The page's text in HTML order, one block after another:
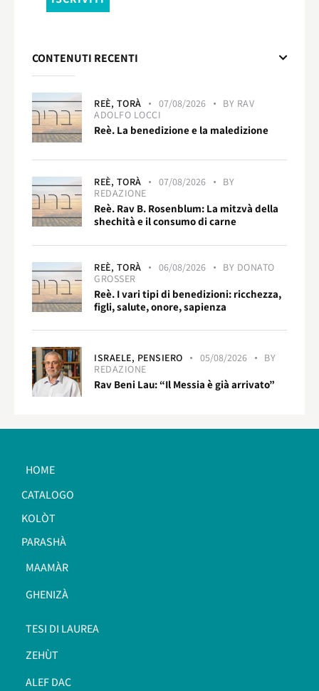
CONTENUTI RECENTI
REÈ, TORÀ 07/08/2026 BY RAV
ADOLFO LOCCI
Reè. La benedizione e la maledizione
REÈ, TORÀ 07/08/2026
BY
REDAZIONE
Reè. Rav B. Rosenblum: La mitzvà della
shechità e il consumo di carne
REÈ, TORÀ 06/08/2026 BY DONATO
GROSSER
Reè. I vari tipi di benedizioni: ricchezza,
figli, salute, onore, sapienza
ISRAELE, PENSIERO 05/08/2026
BY
REDAZIONE
Rav Beni Lau: “Il Messia è già arrivato”
HOME
CATALOGO
KOLÒT
PARASHÀ
MAAMÀR
GHENIZÀ
TESI DI LAUREA
ZEHÙT
ALEF DAC